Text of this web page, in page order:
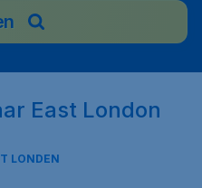
East London
LONDEN